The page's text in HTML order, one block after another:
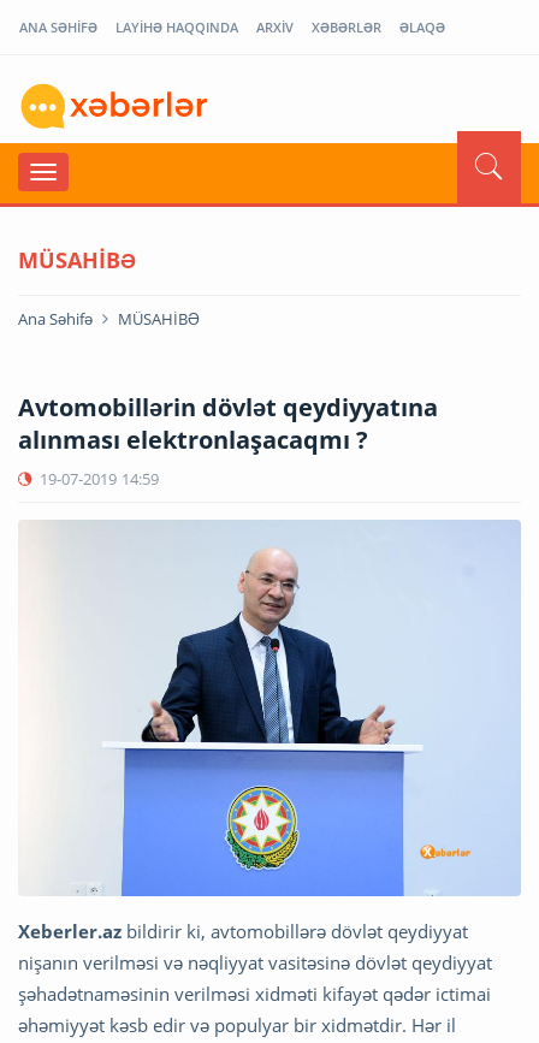
ANA SƏHİFƏ LAYİHƏ HAQQINDA ARXİV XƏBƏRLƏR ƏLAQƏ
MÜSAHİBƏ
Ana Səhifə MÜSAHİBƏ
Avtomobillərin dövlət qeydiyyatına
alınması elektronlaşacaqmı ?
19-07-2019 14:59
Xeberler.az bildirir ki, avtomobillərə dövlət qeydiyyat
nişanın verilməsi və nəqliyyat vasitəsinə dövlət qeydiyyat
şəhadətnaməsinin verilməsi xidməti kifayət qədər ictimai
əhəmiyyət kəsb edir və populyar bir xidmətdir. Hər il